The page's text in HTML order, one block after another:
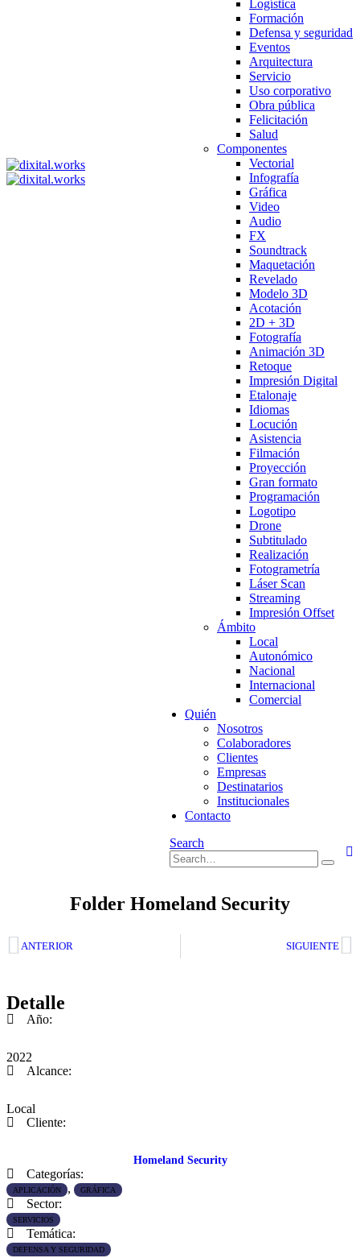
Logística
Formación
Defensa y seguridad
Eventos
Arquitectura
Servicio
Uso corporativo
Obra pública
Felicitación
Salud
Componentes
Vectorial
Infografía
Gráfica
Video
Audio
FX
Soundtrack
Maquetación
Revelado
Modelo 3D
Acotación
2D + 3D
Fotografía
Animación 3D
Retoque
Impresión Digital
Etalonaje
Idiomas
Locución
Asistencia
Filmación
Proyección
Gran formato
Programación
Logotipo
Drone
Subtitulado
Realización
Fotogrametría
Láser Scan
Streaming
Impresión Offset
Ámbito
Local
Autonómico
Nacional
Internacional
Comercial
Quién
Nosotros
Colaboradores
Clientes
Empresas
Destinatarios
Institucionales
Contacto
Search
Folder Homeland Security
ANTERIOR SIGUIENTE
Detalle
Año:
2022
Alcance:
Local
Cliente:
Homeland Security
Categorías:
APLICACIÓN , GRÁFICA
Sector:
SERVICIOS
Temática:
DEFENSA Y SEGURIDAD